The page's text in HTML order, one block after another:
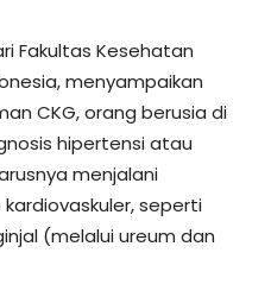
Fakultas Kesehatan
menyampaikan
CKG, orang berusia di
hipertensi atau
menjalani
seperti
(melalui ureum dan